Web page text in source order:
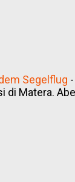
Segelflug -
di Matera.